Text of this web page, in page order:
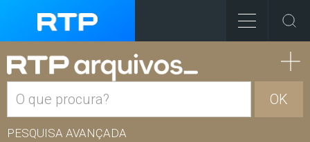
OK
PESQUISA AVANÇADA